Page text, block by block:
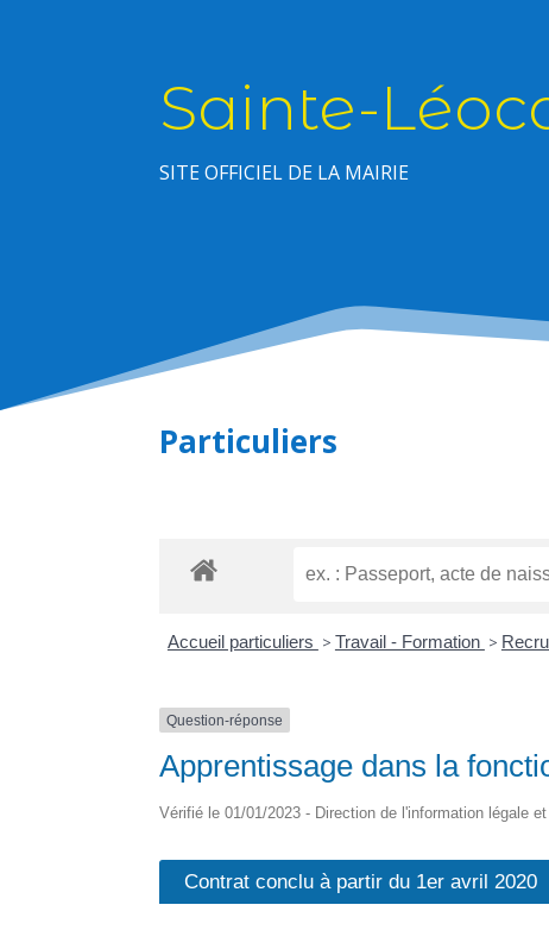
Sainte-
SITE OFFICIEL DE LA MAIRIE
Particuliers
Accueil particuliers > Travail - Formation >
Question-réponse
Apprentissage dans la
Vérifié le 01/01/2023 - Direction de l'information légale
Contrat conclu à partir du 1er avril 2020